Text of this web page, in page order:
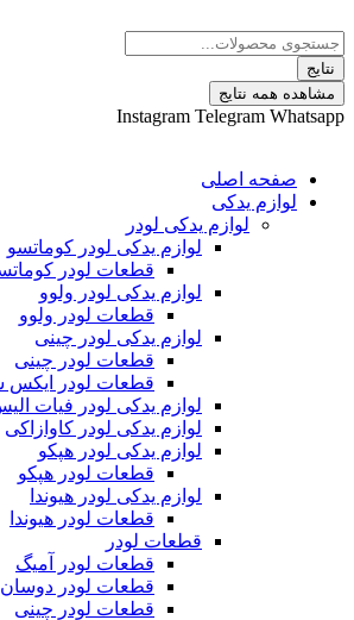
نتایج
Instagram Telegram
اصلی
یدکی
لوازم یدکی لودر
لوازم یدکی لودر کوماتسو
قطعات لودر کوماتسو
لوازم یدکی لودر ولوو
قطعات لودر ولوو
لوازم یدکی لودر چینی
قطعات لودر چینی
قطعات لودر ایکس سی ام جی xcmg
لوازم یدکی لودر فیات الیس
لوازم یدکی لودر کاوازاکی
لوازم یدکی لودر هپکو
قطعات لودر هپکو
لوازم یدکی لودر هیوندا
قطعات لودر هیوندا
قطعات لودر
قطعات لودر آمیگ
قطعات لودر دوسان
قطعات لودر چینی